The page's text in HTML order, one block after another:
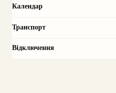
Календар
Транспорт
Відключення